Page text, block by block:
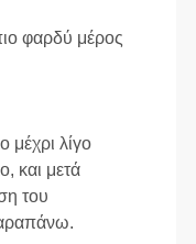
φαρδύ μέρος
μέχρι λίγο
και μετά
του